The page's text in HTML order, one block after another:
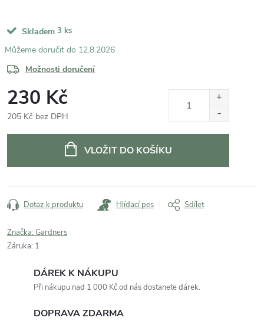
Skladem 3 ks
12.8.2026
Možnosti doručení
230 Kč
205 Kč bez DPH
VLOŽIT DO KOŠÍKU
Dotaz k produktu Hlídací pes Sdílet
Značka: Gardners
Záruka: 1
DÁREK K NÁKUPU
Při nákupu nad 1 000 Kč od nás dostanete dárek.
DOPRAVA ZDARMA